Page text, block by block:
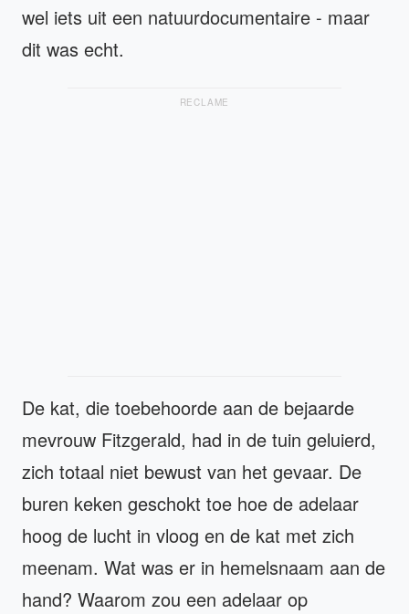
wel iets uit een natuurdocumentaire - maar
dit was echt.
RECLAME
De kat, die toebehoorde aan de bejaarde
mevrouw Fitzgerald, had in de tuin geluierd,
zich totaal niet bewust van het gevaar. De
buren keken geschokt toe hoe de adelaar
hoog de lucht in vloog en de kat met zich
meenam. Wat was er in hemelsnaam aan de
hand? Waarom zou een adelaar op